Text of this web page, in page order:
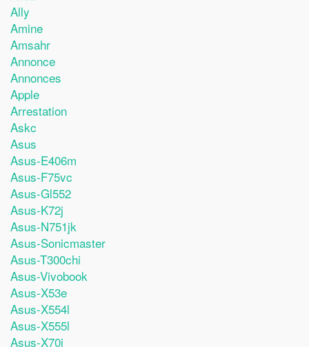
Ally
Amine
Amsahr
Annonce
Annonces
Apple
Arrestation
Askc
Asus
Asus-E406m
Asus-F75vc
Asus-Gl552
Asus-K72j
Asus-N751jk
Asus-Sonicmaster
Asus-T300chi
Asus-Vivobook
Asus-X53e
Asus-X554l
Asus-X555l
Asus-X70i